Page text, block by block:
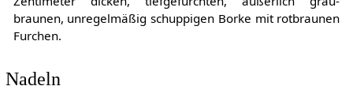
braunen, unregelmäßig schuppigen Borke mit rotbraunen
Furchen.
Nadeln